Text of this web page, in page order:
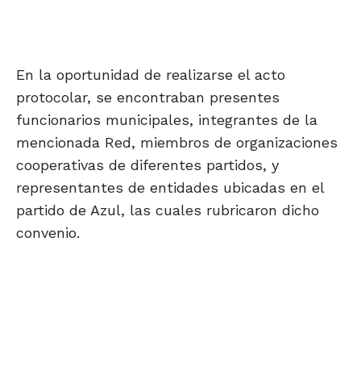
En la oportunidad de realizarse el acto
protocolar, se encontraban presentes
funcionarios municipales, integrantes de la
mencionada Red, miembros de organizaciones
cooperativas de diferentes partidos, y
representantes de entidades ubicadas en el
partido de Azul, las cuales rubricaron dicho
convenio.